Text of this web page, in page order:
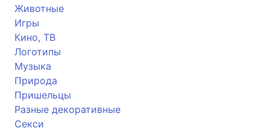
Животные
Игры
Кино, ТВ
Логотипы
Музыка
Природа
Пришельцы
Разные декоративные
Секси